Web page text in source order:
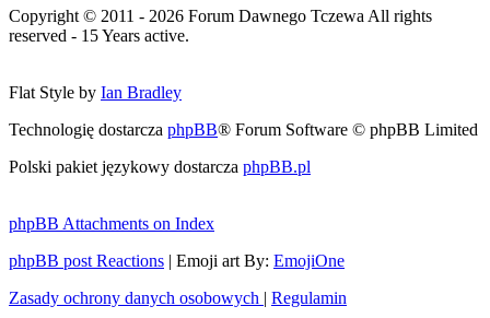
Copyright © 2011 - 2026 Forum Dawnego Tczewa All rights
reserved - 15 Years active.
Flat Style by Ian Bradley
Technologię dostarcza phpBB® Forum Software © phpBB Limited
Polski pakiet językowy dostarcza phpBB.pl
phpBB Attachments on Index
phpBB post Reactions | Emoji art By: EmojiOne
Zasady ochrony danych osobowych | Regulamin